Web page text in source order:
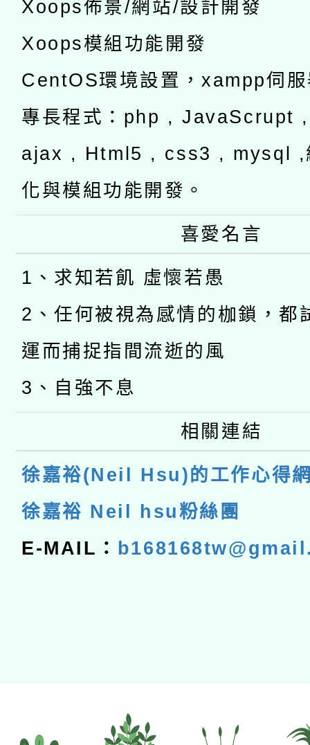
Xoops佈景/網站/設計開發
Xoops模組功能開發
CentOS環境設置，xampp伺
專長程式：php , JavaScrupt
ajax , Html5 , css3 , mysql ,
化與模組功能開發。
喜愛名言
1、求知若飢 虛懷若愚
2、任何被視為感情的枷鎖，都
運而捕捉指間流逝的風
3、自強不息
相關連結
徐嘉裕(Neil Hsu)的工作心得
徐嘉裕 Neil hsu粉絲團
E-MAIL：